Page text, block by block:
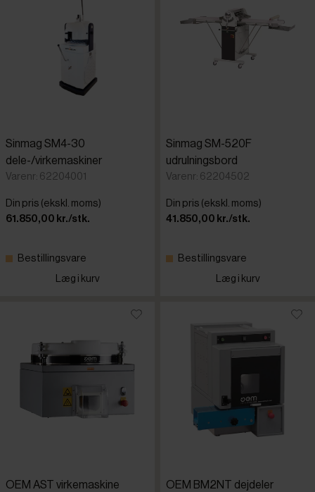
Sinmag SM4-30
dele-/virkemaskiner
Varenr: 62204001
Din pris (ekskl. moms)
61.850,00 kr./stk.
Bestillingsvare
Læg i kurv
Sinmag SM-520F
udrulningsbord
Varenr: 62204502
Din pris (ekskl. moms)
41.850,00 kr./stk.
Bestillingsvare
Læg i kurv
OEM AST virkemaskine OEM BM2NT dejdeler